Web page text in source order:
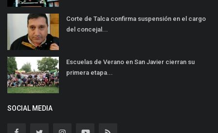
Corte de Talca confirma suspensión en el cargo
del concejal...
Escuelas de Verano en San Javier cierran su
primera etapa...
SOCIAL MEDIA